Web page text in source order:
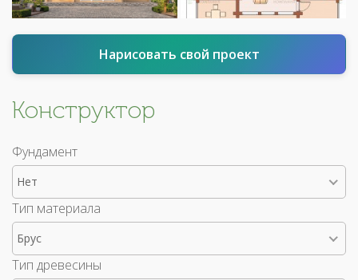
Нарисовать свой проект
Конструктор
Фундамент
Нет
Тип материала
Брус
Тип древесины